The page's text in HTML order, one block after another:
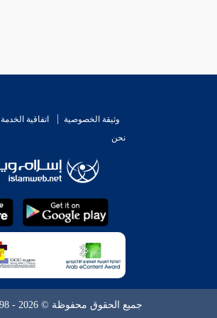
وثيقة الخصوصية اتفاقية الخدمة
نحن
جميع الحقوق محفوظة © 2026 - 1998 لشبكة إسلام ويب